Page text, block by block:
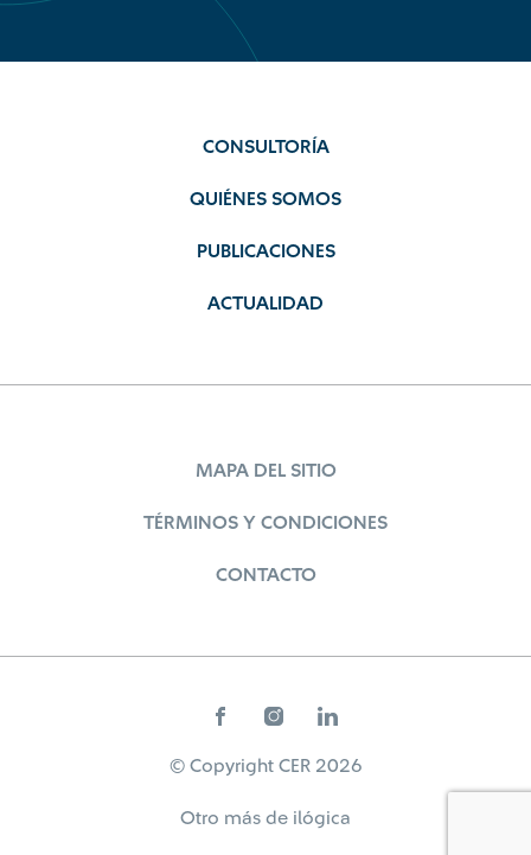
CONSULTORÍA
QUIÉNES SOMOS
PUBLICACIONES
ACTUALIDAD
MAPA DEL SITIO
TÉRMINOS Y CONDICIONES
CONTACTO
© Copyright CER 2026
Otro más de ilógica